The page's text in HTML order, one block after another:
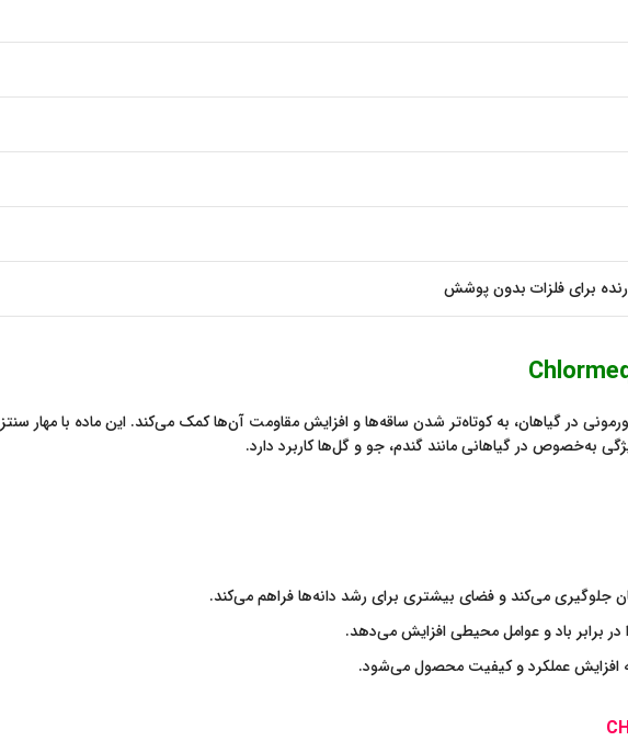
برای فلزات بدون پوشش
در گیاهان، به کوتاه‌تر شدن ساقه‌ها و افزایش مقاومت آن‌ها کمک می‌کند. این ماده با مهار سنتز
به‌خصوص در گیاهانی مانند گندم، جو و گل‌ها کاربرد دارد.
جلوگیری می‌کند و فضای بیشتری برای رشد دانه‌ها فراهم می‌کند.
در برابر باد و عوامل محیطی افزایش می‌دهد.
به افزایش عملکرد و کیفیت محصول می‌شود.